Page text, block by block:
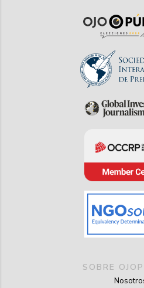
SOBRE